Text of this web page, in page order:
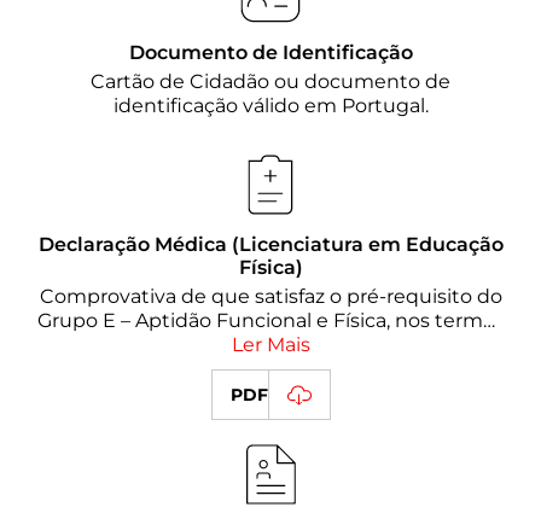
Documento de Identificação
Cartão de Cidadão ou documento de
identificação válido em Portugal.
Declaração Médica (Licenciatura em Educação
Física)
Comprovativa de que satisfaz o pré-requisito do
Grupo E – Aptidão Funcional e Física, nos termos
da Deliberação n.º 454/2026, de 10 de abril
(obrigatória no ato de matrícula).
Ler Mais
PDF